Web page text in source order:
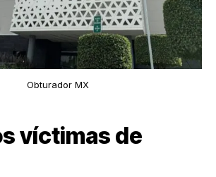
Obturador MX
víctimas de